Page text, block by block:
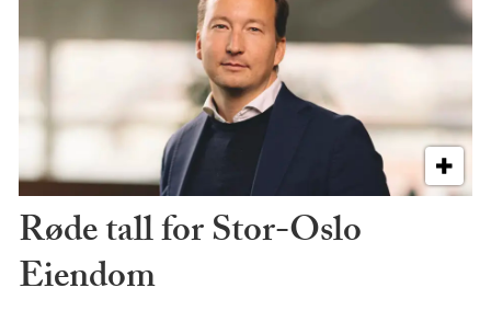
Røde tall for Stor-Oslo
Eiendom